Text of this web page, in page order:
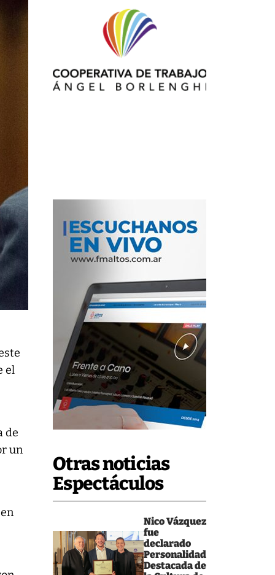
Otras noticias
Espectáculos
Nico Vázquez
fue
declarado
Personalidad
Destacada de
el
de
un